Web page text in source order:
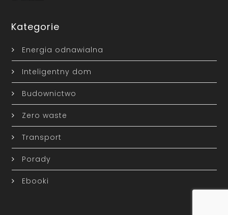
Kategorie
Energia odnawialna
Inteligentny dom
Budownictwo
Zero waste
Transport
Porady
Ebooki